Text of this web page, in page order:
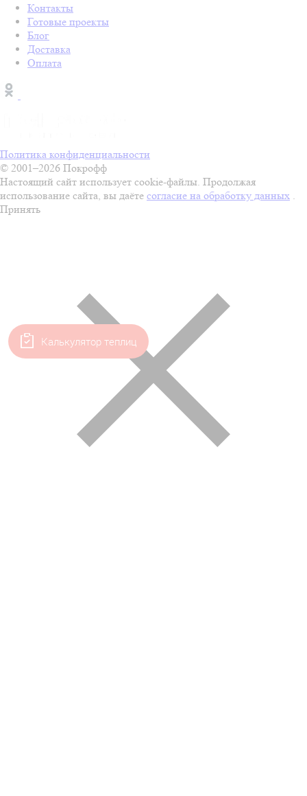
Контакты
Готовые проекты
Блог
Доставка
Оплата
Политика конфиденциальности
© 2001–2026 Покрофф
Настоящий сайт использует cookie-файлы. Продолжая
использование сайта, вы даёте согласие на обработку данных .
Принять
Калькулятор теплиц